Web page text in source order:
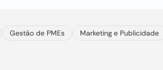
Gestão de PMEs Marketing e Publicidade